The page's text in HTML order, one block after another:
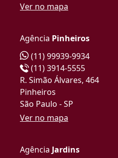
Ver no mapa
Agência Pinheiros
(11) 99939-9934
(11) 3914-5555
R. Simão Álvares, 464
Pinheiros
São Paulo - SP
Ver no mapa
Agência Jardins